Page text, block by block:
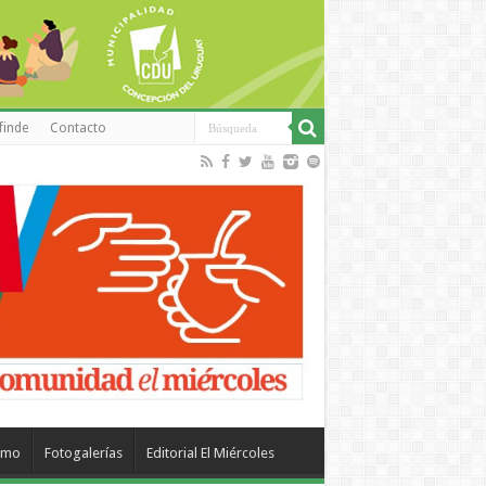
Contacto
Fotogalerías Editorial El Miércoles